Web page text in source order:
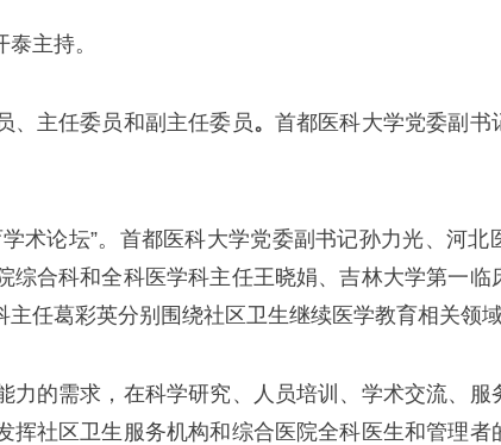
主持。
、主任委员和副主任委员。 首都医科大学党委副书
术论坛”。首都医科大学党委副书记孙力光、河
综合科和全科医学科主任王晓娟、吉林大学第一
任葛彩英分别围绕社区卫生继续医学教育相关领
力的需求，在科学研究、人员培训、学术交流、
挥社区卫生服务机构和综合医院全科医生和管理者